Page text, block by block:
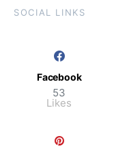
SOCIAL LINKS
Facebook
53
Likes